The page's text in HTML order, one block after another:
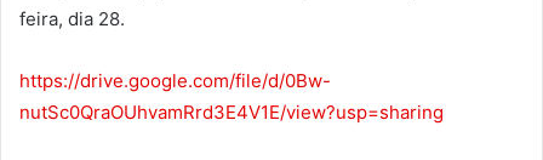
feira, dia 28.
https://drive.google.com/file/d/0Bw-
nutSc0QraOUhvamRrd3E4V1E/view?usp=sharing